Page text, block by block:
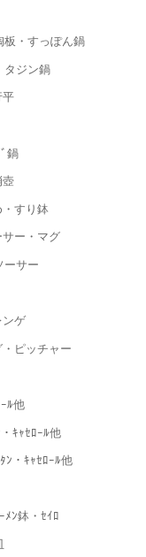
板・すっぽん鍋
タジン鍋
平
鍋
壺
・すり鉢
サー・マグ
ーサー
ンゲ
・ピッチャー
ﾙ他
ｷｬｾﾛｰﾙ他
ﾝ・ｷｬｾﾛｰﾙ他
ﾒﾝ鉢・ｾｲﾛ